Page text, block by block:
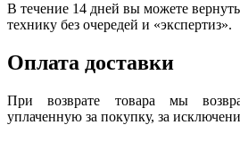
В течение 14 дней вы можете
технику без очередей и «экспертиз».
Оплата доставки
При возврате товара мы
уплаченную за покупку, за